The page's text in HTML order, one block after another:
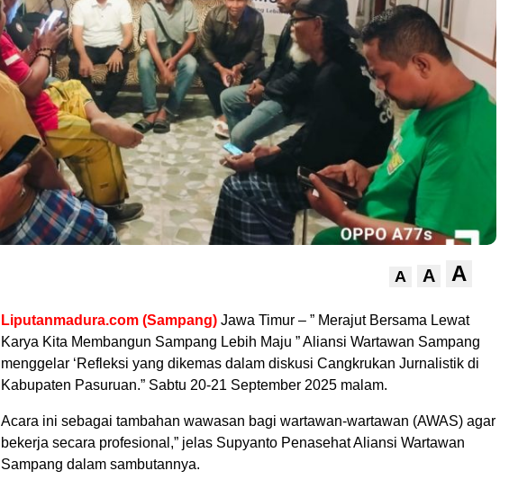
A A A
Liputanmadura.com (Sampang) Jawa Timur – ” Merajut Bersama Lewat
Karya Kita Membangun Sampang Lebih Maju ” Aliansi Wartawan Sampang
menggelar ‘Refleksi yang dikemas dalam diskusi Cangkrukan Jurnalistik di
Kabupaten Pasuruan.” Sabtu 20-21 September 2025 malam.
Acara ini sebagai tambahan wawasan bagi wartawan-wartawan (AWAS) agar
bekerja secara profesional,” jelas Supyanto Penasehat Aliansi Wartawan
Sampang dalam sambutannya.